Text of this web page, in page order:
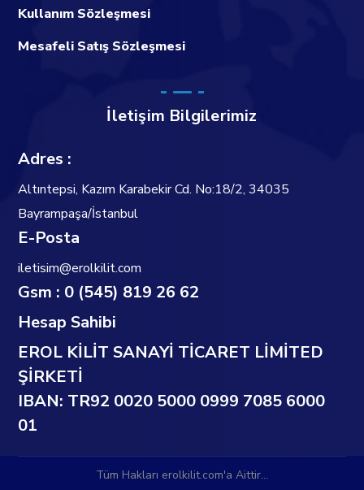
Kullanım Sözleşmesi
Mesafeli Satış Sözleşmesi
İletişim Bilgilerimiz
Adres :
Altıntepsi, Kazım Karabekir Cd. No:18/2, 34035
Bayrampaşa/İstanbul
E-Posta
iletisim@erolkilit.com
Gsm : 0 (545) 819 26 62
Hesap Sahibi
EROL KİLİT SANAYİ TİCARET LİMİTED
ŞİRKETİ
IBAN: TR92 0020 5000 0999 7085 6000
01
Tüm Hakları erolkilit.com'a Aittir...